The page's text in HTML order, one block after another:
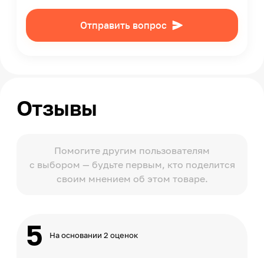
Отправить вопрос
Отзывы
Помогите другим пользователям
с выбором — будьте первым, кто поделится
своим мнением об этом товаре.
5 На основании 2 оценок